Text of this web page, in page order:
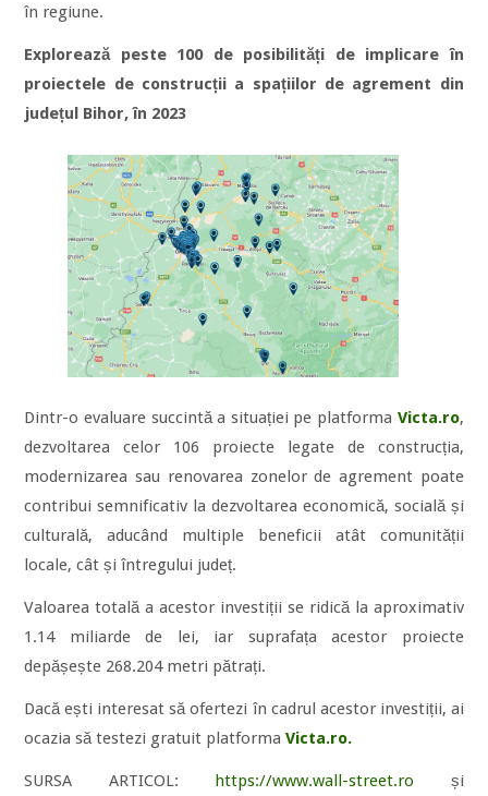
în regiune.
Explorează peste 100 de posibilități de implicare în
proiectele de construcții a spațiilor de agrement din
județul Bihor, în 2023
Dintr-o evaluare succintă a situației pe platforma Victa.ro,
dezvoltarea celor 106 proiecte legate de construcția,
modernizarea sau renovarea zonelor de agrement poate
contribui semnificativ la dezvoltarea economică, socială și
culturală, aducând multiple beneficii atât comunității
locale, cât și întregului județ.
Valoarea totală a acestor investiții se ridică la aproximativ
1.14 miliarde de lei, iar suprafața acestor proiecte
depășește 268.204 metri pătrați.
Dacă ești interesat să ofertezi în cadrul acestor investiții, ai
ocazia să testezi gratuit platformaVicta.ro.
SURSA ARTICOL: https://www.wall-street.ro și